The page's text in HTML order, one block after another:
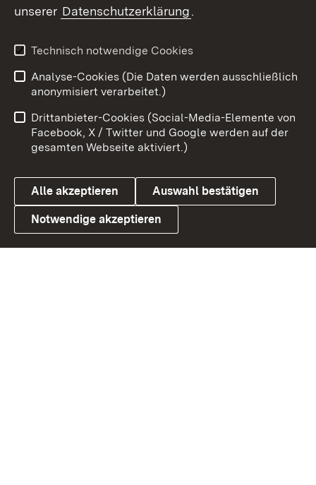
X / Twitter
Youtube
Link zum Landesportal
Benutzungshinweise
Barrierefreiheit
Datenschutz
Cookies
unserer Datenschutzerklärung.
Technisch notwendige Cookies
Analyse-Cookies (Die Daten werden ausschließlich
anonymisiert verarbeitet.)
Drittanbieter-Cookies (Social-Media-Elemente von
Facebook, X / Twitter und Google werden auf der
gesamten Webseite aktiviert.)
Alle akzeptieren Auswahl bestätigen
Notwendige akzeptieren